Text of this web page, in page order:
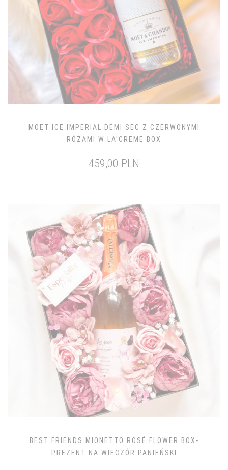
MOET ICE IMPERIAL DEMI SEC Z CZERWONYMI
RÓŻAMI W LA'CREME BOX
459,00 PLN
BEST FRIENDS MIONETTO ROSÉ FLOWER BOX-
PREZENT NA WIECZÓR PANIEŃSKI